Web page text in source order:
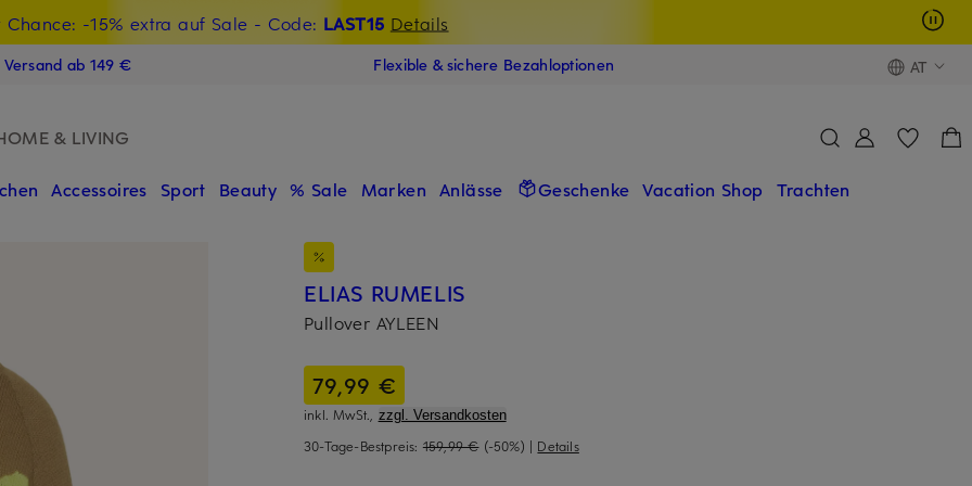
Chance: -15% extra auf Sale - Code: LAST15 Details
Willkommensgutschein mit Beyond sichern
ab 149 € Flexible & sichere Bezahloptionen AT
& LIVING
Accessoires Sport Beauty % Sale Marken Anlässe Geschenke Vacation Shop Trachten
ELIAS RUMELIS
Pullover AYLEEN
79,99 €
inkl. MwSt., zzgl. Versandkosten
30-Tage-Bestpreis: 159,99 € (-50%) | Details